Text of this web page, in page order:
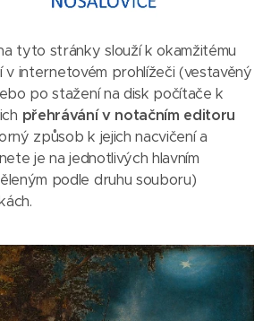
tyto stránky slouží k okamžitému
v internetovém prohlížeči (vestavěný
po stažení na disk počítače k
přehrávání v notačním editoru
způsob k jejich nacvičení a
je na jednotlivých hlavním
podle druhu souboru)